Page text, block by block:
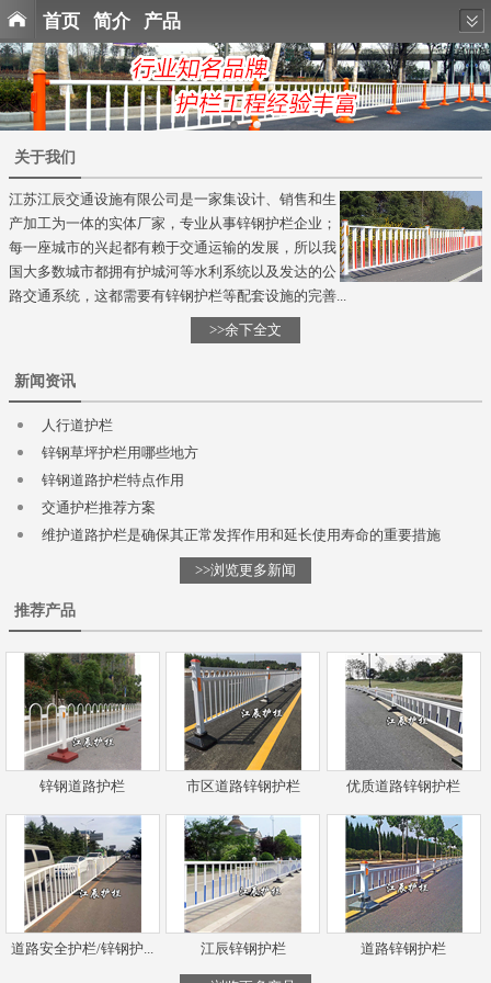
首页 简介 产品
关于我们
江苏江辰交通设施有限公司是一家集设计、销售和生
产加工为一体的实体厂家，专业从事锌钢护栏企业；
每一座城市的兴起都有赖于交通运输的发展，所以我
国大多数城市都拥有护城河等水利系统以及发达的公
路交通系统，这都需要有锌钢护栏等配套设施的完善...
>>余下全文
新闻资讯
人行道护栏
锌钢草坪护栏用哪些地方
锌钢道路护栏特点作用
交通护栏推荐方案
维护道路护栏是确保其正常发挥作用和延长使用寿命的重要措施
>>浏览更多新闻
推荐产品
锌钢道路护栏 市区道路锌钢护栏 优质道路锌钢护栏
道路安全护栏/锌钢护... 江辰锌钢护栏 道路锌钢护栏